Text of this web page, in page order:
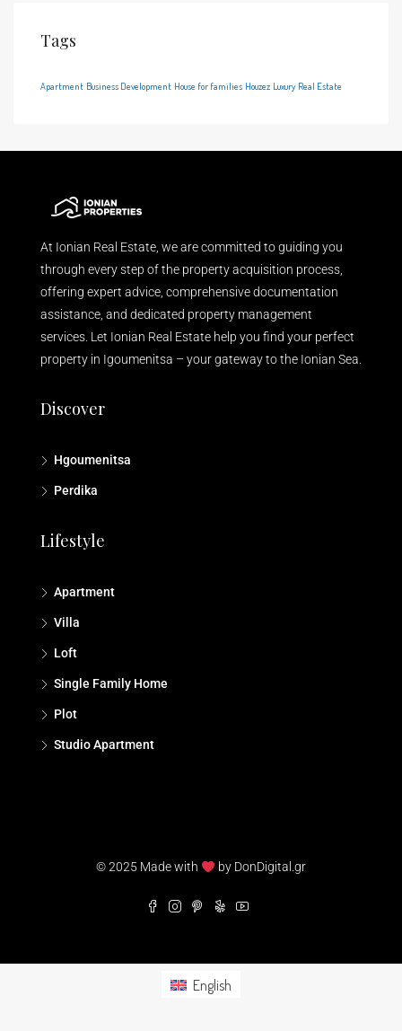
Tags
Apartment Business Development House for families Houzez Luxury Real Estate
At Ionian Real Estate, we are committed to guiding you
through every step of the property acquisition process,
offering expert advice, comprehensive documentation
assistance, and dedicated property management
services. Let Ionian Real Estate help you find your perfect
property in Igoumenitsa – your gateway to the Ionian Sea.
Discover
Hgoumenitsa
Perdika
Lifestyle
Apartment
Villa
Loft
Single Family Home
Plot
Studio Αpartment
© 2025 Made with by DonDigital.gr
English